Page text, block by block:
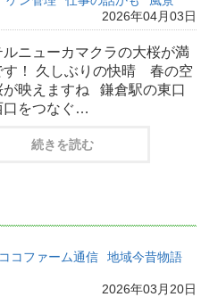
2026年04月03日
ルニューカマクラの大桜が満
す！ 久しぶりの快晴 春の空
が映えますね 鎌倉駅の東口
口をつなぐ…
続きを読む
ココファーム通信
地域今昔物語
2026年03月20日